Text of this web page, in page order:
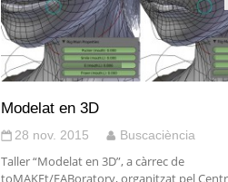
Modelat en 3D
28 nov. 2015 Buscaciència
Taller “Modelat en 3D”, a càrrec de
toMAKEt/FABoratory, organitzat pel